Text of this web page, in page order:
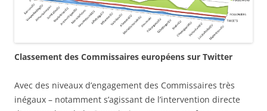
Classement des Commissaires européens sur Twitter
Avec des niveaux d’engagement des Commissaires très
inégaux – notamment s’agissant de l’intervention directe